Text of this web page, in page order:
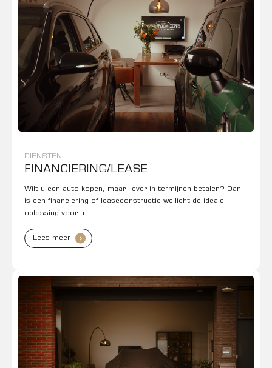
DIENSTEN
FINANCIERING/LEASE
Wilt u een auto kopen, maar liever in termijnen betalen? Dan
is een financiering of leaseconstructie wellicht de ideale
oplossing voor u.
Lees meer .